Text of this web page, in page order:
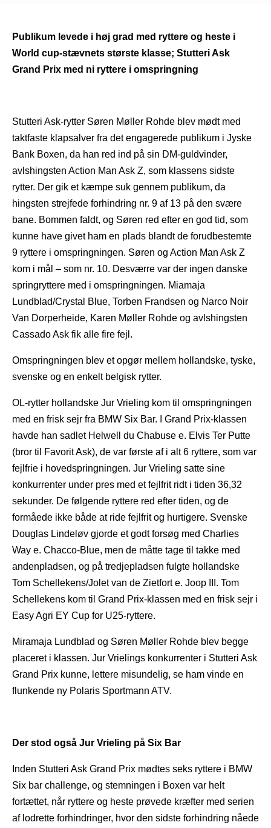
Publikum levede i høj grad med ryttere og heste i
World cup-stævnets største klasse; Stutteri Ask
Grand Prix med ni ryttere i omspringning
Stutteri Ask-rytter Søren Møller Rohde blev mødt med
taktfaste klapsalver fra det engagerede publikum i Jyske
Bank Boxen, da han red ind på sin DM-guldvinder,
avlshingsten Action Man Ask Z, som klassens sidste
rytter. Der gik et kæmpe suk gennem publikum, da
hingsten strejfede forhindring nr. 9 af 13 på den svære
bane. Bommen faldt, og Søren red efter en god tid, som
kunne have givet ham en plads blandt de forudbestemte
9 ryttere i omspringningen. Søren og Action Man Ask Z
kom i mål – som nr. 10. Desværre var der ingen danske
springryttere med i omspringningen. Miamaja
Lundblad/Crystal Blue, Torben Frandsen og Narco Noir
Van Dorperheide, Karen Møller Rohde og avlshingsten
Cassado Ask fik alle fire fejl.
Omspringningen blev et opgør mellem hollandske, tyske,
svenske og en enkelt belgisk rytter.
OL-rytter hollandske Jur Vrieling kom til omspringningen
med en frisk sejr fra BMW Six Bar. I Grand Prix-klassen
havde han sadlet Helwell du Chabuse e. Elvis Ter Putte
(bror til Favorit Ask), de var første af i alt 6 ryttere, som var
fejlfrie i hovedspringningen. Jur Vrieling satte sine
konkurrenter under pres med et fejlfrit ridt i tiden 36,32
sekunder. De følgende ryttere red efter tiden, og de
formåede ikke både at ride fejlfrit og hurtigere. Svenske
Douglas Lindeløv gjorde et godt forsøg med Charlies
Way e. Chacco-Blue, men de måtte tage til takke med
andenpladsen, og på tredjepladsen fulgte hollandske
Tom Schellekens/Jolet van de Zietfort e. Joop III. Tom
Schellekens kom til Grand Prix-klassen med en frisk sejr i
Easy Agri EY Cup for U25-ryttere.
Miramaja Lundblad og Søren Møller Rohde blev begge
placeret i klassen. Jur Vrielings konkurrenter i Stutteri Ask
Grand Prix kunne, lettere misundelig, se ham vinde en
flunkende ny Polaris Sportmann ATV.
Der stod også Jur Vrieling på Six Bar
Inden Stutteri Ask Grand Prix mødtes seks ryttere i BMW
Six bar challenge, og stemningen i Boxen var helt
fortættet, når ryttere og heste prøvede kræfter med serien
af lodrette forhindringer, hvor den sidste forhindring nåede